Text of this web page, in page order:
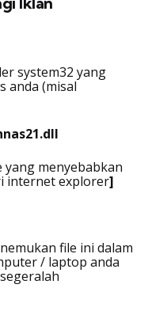
system32 yang
anda (misal
yang menyebabkan
internet explorer]
file ini dalam
/ laptop anda